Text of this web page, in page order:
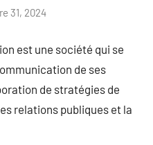
31, 2024
est une société qui se
de ses
de stratégies de
relations publiques et la